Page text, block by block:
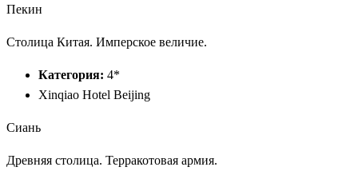
Пекин
Столица Китая. Имперское величие.
Категория: 4*
Xinqiao Hotel Beijing
Сиань
Древняя столица. Терракотовая армия.